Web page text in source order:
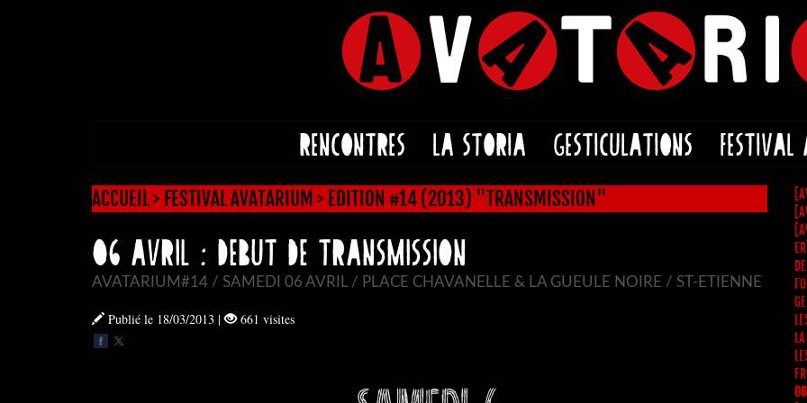
RENCONTRES LA STORIA GESTICULATIONS
ACCUEIL> FESTIVAL AVATARIUM > EDITION #14 (2013) "TRANSMISSION"
06 AVRIL : DEBUT DE TRANSMISSION
AVATARIUM#14 / SAMEDI 06 AVRIL / PLACE CHAVANELLE & LA GUEULE NOIRE / ST-ETIENNE
Publié le 18/03/2013 | 661 visites